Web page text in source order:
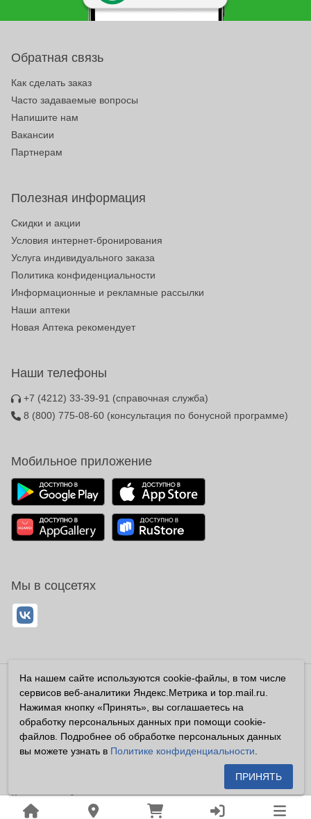
Обратная связь
Как сделать заказ
Часто задаваемые вопросы
Напишите нам
Вакансии
Партнерам
Полезная информация
Скидки и акции
Условия интернет-бронирования
Услуга индивидуального заказа
Политика конфиденциальности
Информационные и рекламные рассылки
Наши аптеки
Новая Аптека рекомендует
Наши телефоны
+7 (4212) 33-39-91 (справочная служба)
8 (800) 775-08-60 (консультация по бонусной программе)
Мобильное приложение
Мы в соцсетях
Владелец сайта ООО «Суперфарма» ОГРН 1032700302194
Все права защищены ©2026
Информация, размещенная на данном сайте имеет
справочный характер, и не должна восприниматься
посетителями сайта как публичная оферта, предусмотренная
Владелец сайта устанавливает запрет на цитирование,
копирование и размещение информации, размещенной на
На нашем сайте используются cookie-файлы, в том числе
сервисов веб-аналитики Яндекс.Метрика и top.mail.ru.
Нажимая кнопку «Принять», вы соглашаетесь на
обработку персональных данных при помощи cookie-
файлов. Подробнее об обработке персональных данных
вы можете узнать в Политике конфиденциальности
ПРИНЯТЬ